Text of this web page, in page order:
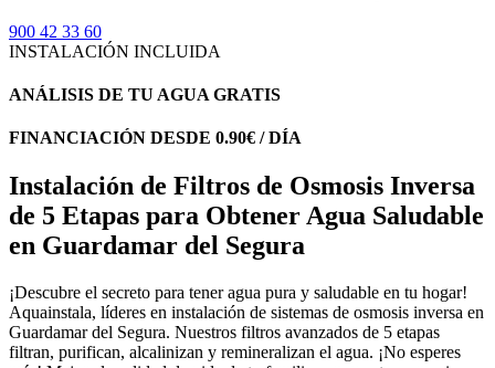
900 42 33 60
INSTALACIÓN INCLUIDA
ANÁLISIS DE TU AGUA GRATIS
FINANCIACIÓN DESDE 0.90€ / DÍA
Instalación de Filtros de Osmosis Inversa
de 5 Etapas para Obtener Agua Saludable
en Guardamar del Segura
¡Descubre el secreto para tener agua pura y saludable en tu hogar!
Aquainstala, líderes en instalación de sistemas de osmosis inversa en
Guardamar del Segura. Nuestros filtros avanzados de 5 etapas
filtran, purifican, alcalinizan y remineralizan el agua. ¡No esperes